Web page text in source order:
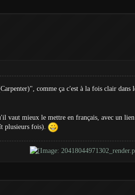
comme ça c'est à la fois clair
vaut mieux le mettre en français, avec un
plusieurs fois).